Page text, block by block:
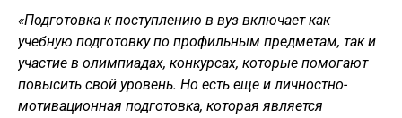
«Подготовка к поступлению в вуз включает как
учебную подготовку по профильным предметам, так и
участие в олимпиадах, конкурсах, которые помогают
повысить свой уровень. Но есть еще и личностно-
мотивационная подготовка, которая является